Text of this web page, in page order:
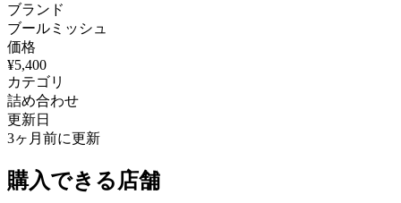
ブランド
ブールミッシュ
価格
¥5,400
カテゴリ
詰め合わせ
更新日
3ヶ月前に更新
購入できる店舗